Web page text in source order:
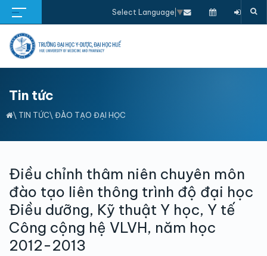
Select Language ▼
Tin tức
\ TIN TỨC\ ĐÀO TẠO ĐẠI HỌC
Điều chỉnh thâm niên chuyên môn
đào tạo liên thông trình độ đại học
Điều dưỡng, Kỹ thuật Y học, Y tế
Công cộng hệ VLVH, năm học
2012-2013